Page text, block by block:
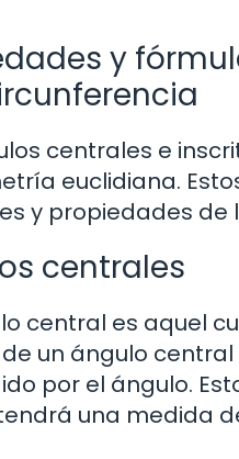
y
centrales e
euclidiana.
y propiedades de
centrales
central es aquel
un ángulo
por el ángulo.
una medida